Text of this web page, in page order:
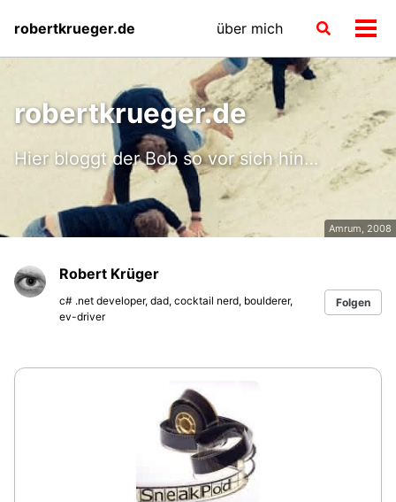
primary
content
footer
robertkrueger.de über mich
Toggle
robertkrueger.de
Hier bloggt der Bob so vor sich hin…
Amrum, 2008
Robert Krüger
c# .net developer, dad, cocktail nerd, boulderer,
ev-driver
Folgen